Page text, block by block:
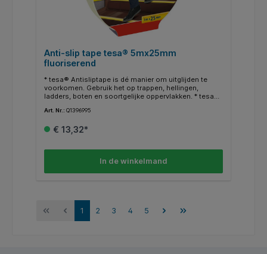
Anti-slip tape tesa® 5mx25mm
fluoriserend
* tesa® Antisliptape is dé manier om uitglijden te
voorkomen. Gebruik het op trappen, hellingen,
ladders, boten en soortgelijke oppervlakken. * tesa®
traptreden, hellende oppervlakken, gladde vloeren of
sterke kleefkracht, maar is ook uv-bestendig en
verschillende kleuren. * Knip of scheur de tape, al
naar gelang de situatie. * Het blijft goed vastzitten op
Art. Nr.: Q1396995
€ 13,32*
In de winkelmand
1 2 3 4 5